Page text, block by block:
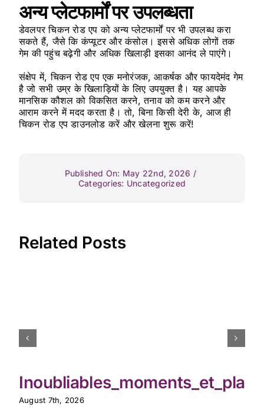
अन्य प्लेटफार्मों पर उपलब्धता
डेवलपर चिकन रोड एप को अन्य प्लेटफार्मों पर भी उपलब्ध करा
सकते हैं, जैसे कि कंप्यूटर और कंसोल। इससे अधिक लोगों तक
गेम की पहुंच बढ़ेगी और अधिक खिलाड़ी इसका आनंद ले पाएंगे।
संक्षेप में, चिकन रोड एप एक मनोरंजक, आकर्षक और फायदेमंद गेम
है जो सभी उम्र के खिलाड़ियों के लिए उपयुक्त है। यह आपके
मानसिक कौशल को विकसित करने, तनाव को कम करने और
आराम करने में मदद करता है। तो, बिना किसी देरी के, आज ही
चिकन रोड एप डाउनलोड करें और खेलना शुरू करें!
Published On: May 22nd, 2026 /
Categories: Uncategorized
Related Posts
August 7th, 2026